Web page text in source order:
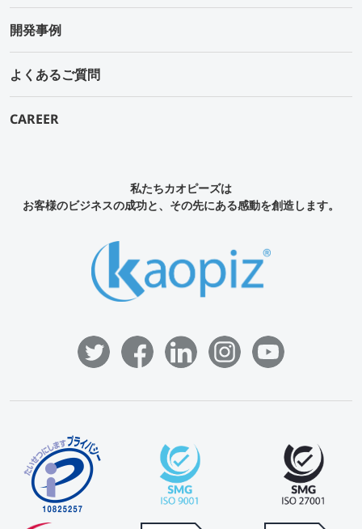
開発事例
よくあるご質問
CAREER
私たちカオピーズは
お客様のビジネスの成功と、その先にある感動を創造します。